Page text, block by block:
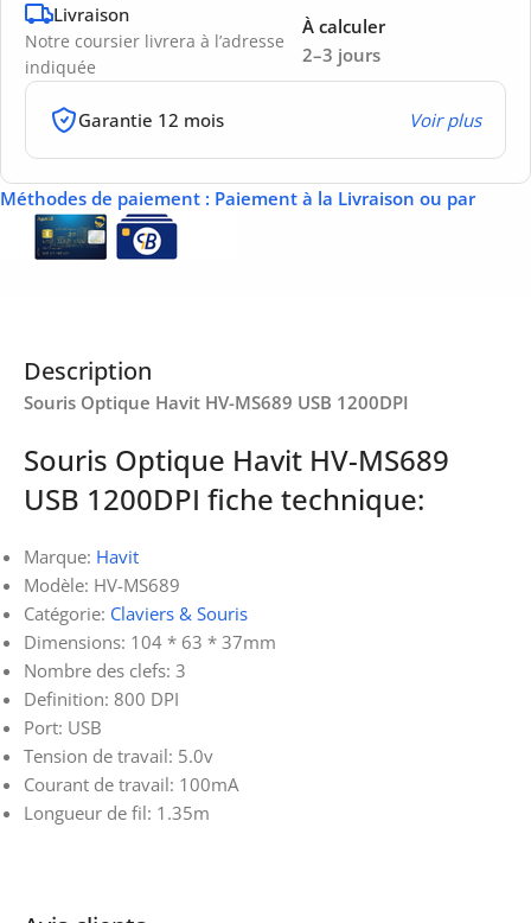
Livraison
Notre coursier livrera à l’adresse
indiquée
2–3 jours
À calculer
Garantie 12 mois Voir plus
Méthodes de paiement : Paiement à la Livraison ou par
Description
Souris Optique Havit HV-MS689 USB 1200DPI
Souris Optique Havit HV-MS689
USB 1200DPI fiche technique:
Marque: Havit
Modèle: HV-MS689
Catégorie: Claviers & Souris
Dimensions: 104 * 63 * 37mm
Nombre des clefs: 3
Definition: 800 DPI
Port: USB
Tension de travail: 5.0v
Courant de travail: 100mA
Longueur de fil: 1.35m